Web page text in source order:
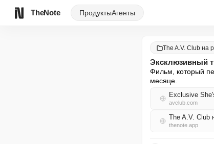
TheNote ПродуктыАгенты
The A.V. Club на
Эксклюзивный
Фильм, который
месяце.
Exclusive
avclub.com
The A.V. Club
thenote.app